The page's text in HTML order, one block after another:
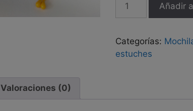
cuerdas
aviones
y
amarillo
Añadir
Categorías:
estuches
Valoraciones (0)